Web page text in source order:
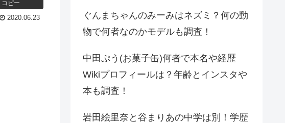
コピー
2020.06.23
ぐんまちゃんのみーみはネズミ？何の動
物で何者なのかモデルも調査！
中田ぷう(お菓子缶)何者で本名や経歴
Wikiプロフィールは？年齢とインスタや
本も調査！
岩田絵里奈と谷まりあの中学は別！学歴